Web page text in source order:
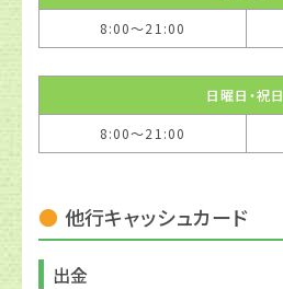
8:00〜21:00
日曜日・祝日
8:00〜21:00
他行キャッシュカード
出金